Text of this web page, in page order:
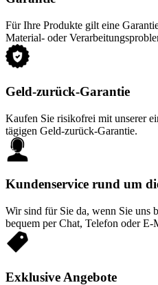
Für Ihre Produkte gilt eine
Material- oder
Geld-zurück-Garantie
Kaufen Sie risikofrei mit unserer
tägigen Geld-zurück-Garantie.
Kundenservice rund um
Wir sind für Sie da, wenn Sie uns
bequem per Chat, Telefon oder E-
Exklusive Angebote